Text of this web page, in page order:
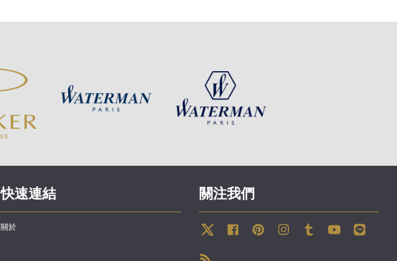
快速連結
關於
關注我們
Twitter Facebook Pinterest InstagramTumblr YouTube